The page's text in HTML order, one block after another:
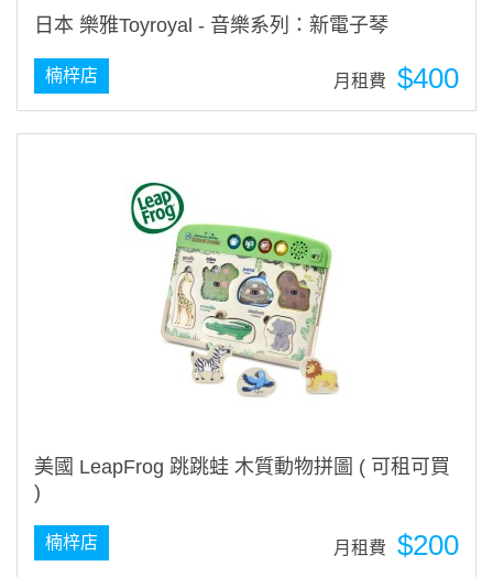
日本 樂雅Toyroyal - 音樂系列：新電子琴
$400
月租費
楠梓店
美國 LeapFrog 跳跳蛙 木質動物拼圖 ( 可租可買
)
$200
月租費
楠梓店